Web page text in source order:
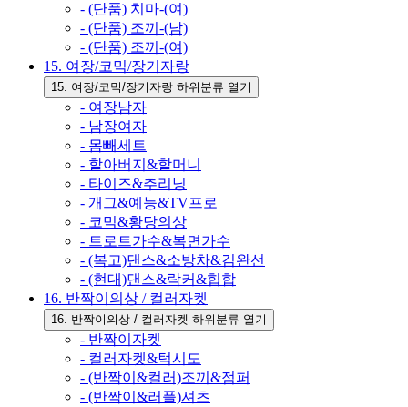
- (단품) 치마-(여)
- (단품) 조끼-(남)
- (단품) 조끼-(여)
15. 여장/코믹/장기자랑
15. 여장/코믹/장기자랑 하위분류 열기
- 여장남자
- 남장여자
- 몸빼세트
- 할아버지&할머니
- 타이즈&추리닝
- 개그&예능&TV프로
- 코믹&황당의상
- 트로트가수&복면가수
- (복고)댄스&소방차&김완선
- (현대)댄스&락커&힙합
16. 반짝이의상 / 컬러자켓
16. 반짝이의상 / 컬러자켓 하위분류 열기
- 반짝이자켓
- 컬러자켓&턱시도
- (반짝이&컬러)조끼&점퍼
- (반짝이&러플)셔츠